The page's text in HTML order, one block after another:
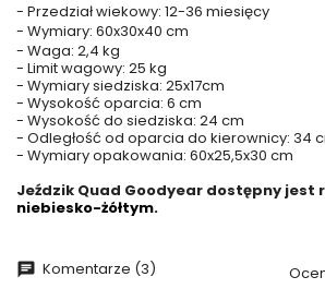
- Przedział wiekowy: 12-36 miesięcy
- Wymiary: 60x30x40 cm
- Waga: 2,4 kg
- Limit wagowy: 25 kg
- Wymiary siedziska: 25x17cm
- Wysokość oparcia: 6 cm
- Wysokość do siedziska: 24 cm
- Odległość od oparcia do kierownicy: 34
- Wymiary opakowania: 60x25,5x30 cm
Jeździk Quad Goodyear dostępny jest
niebiesko-żółtym.
Komentarze (3)